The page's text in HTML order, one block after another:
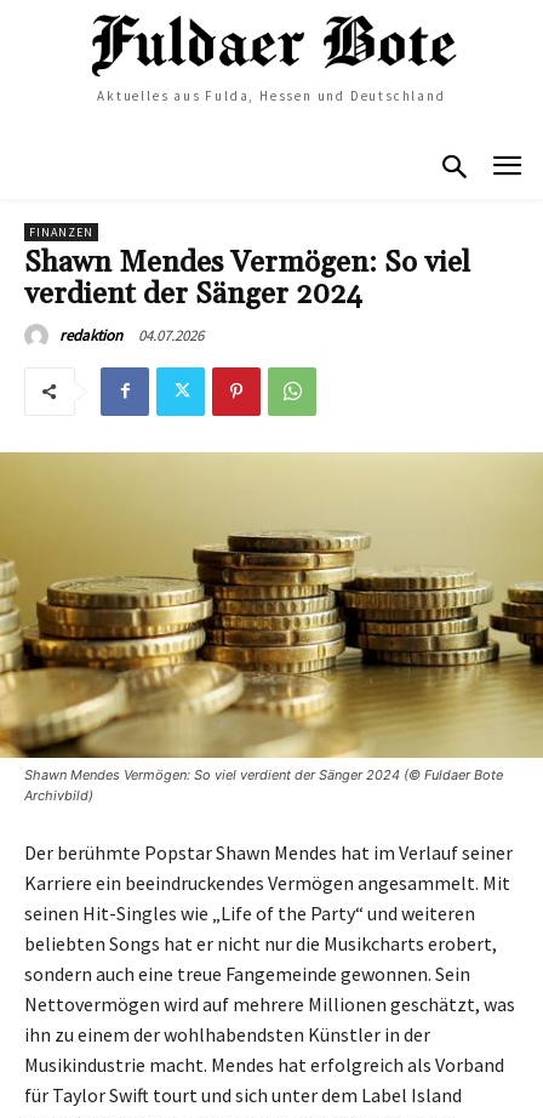
Aktuelles aus Fulda, Hessen und Deutschland
FINANZEN
Shawn Mendes Vermögen: So viel
verdient der Sänger 2024
redaktion 04.07.2026
Shawn Mendes Vermögen: So viel verdient der Sänger 2024 (© Fuldaer Bote
Archivbild)
Der berühmte Popstar Shawn Mendes hat im Verlauf seiner
Karriere ein beeindruckendes Vermögen angesammelt. Mit
seinen Hit-Singles wie „Life of the Party“ und weiteren
beliebten Songs hat er nicht nur die Musikcharts erobert,
sondern auch eine treue Fangemeinde gewonnen. Sein
Nettovermögen wird auf mehrere Millionen geschätzt, was
ihn zu einem der wohlhabendsten Künstler in der
Musikindustrie macht. Mendes hat erfolgreich als Vorband
für Taylor Swift tourt und sich unter dem Label Island